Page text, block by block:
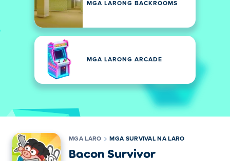
MGA LARONG BACKROOMS
MGA LARONG ARCADE
MGA LARO MGA SURVIVAL NA LARO
Bacon Survivor